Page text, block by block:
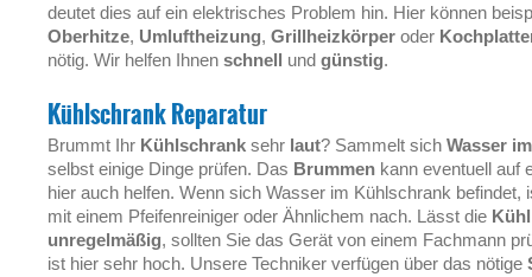
deutet dies auf ein elektrisches Problem hin. Hier können
Oberhitze, Umluftheizung, Grillheizkörper oder
nötig. Wir helfen Ihnen schnell und günstig.
Kühlschrank Reparatur
Brummt Ihr Kühlschrank sehr laut? Sammelt sich Wasser
selbst einige Dinge prüfen. Das Brummen kann eventuell auf
hier auch helfen. Wenn sich Wasser im Kühlschrank
mit einem Pfeifenreiniger oder Ähnlichem nach. Lässt die
unregelmäßig, sollten Sie das Gerät von einem Fachmann
ist hier sehr hoch. Unsere Techniker verfügen über das nötige